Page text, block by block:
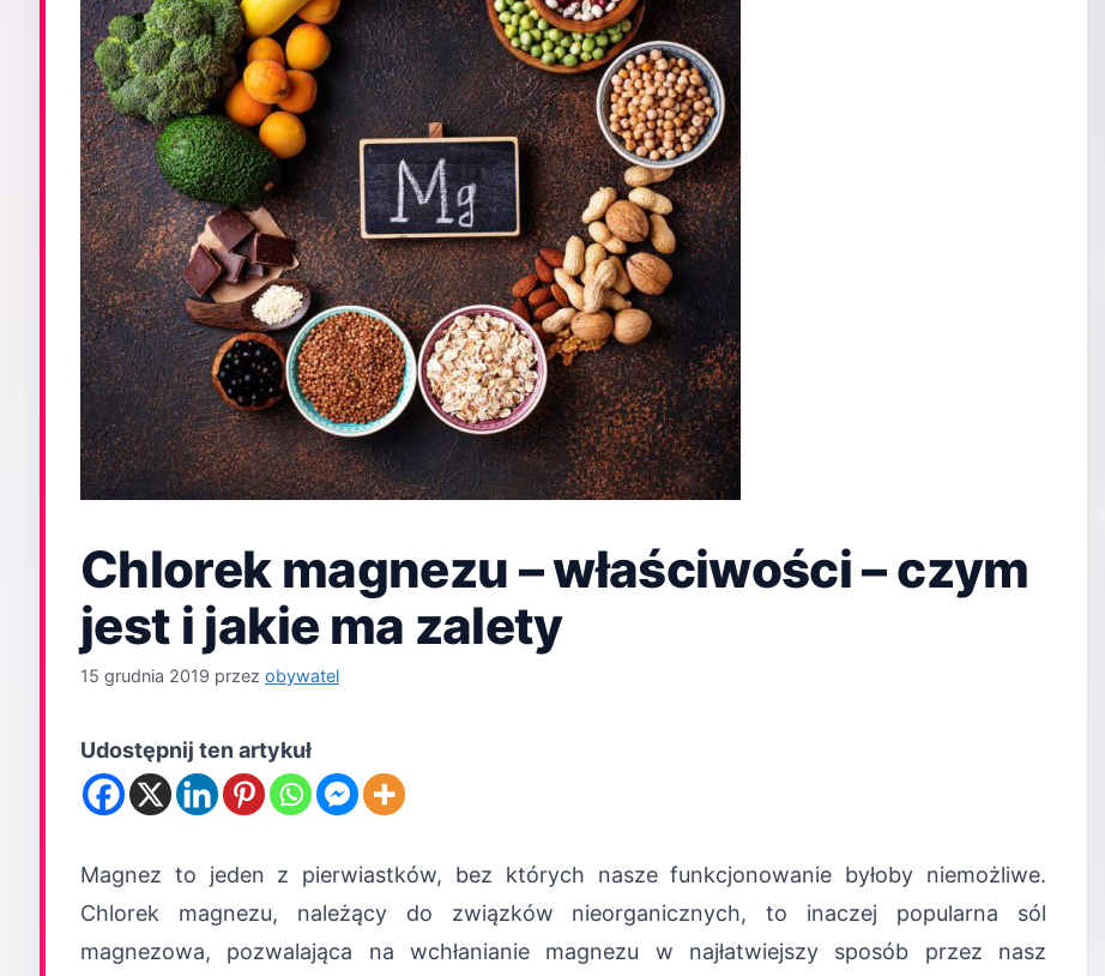
Chlorek magnezu – właściwości – czym
jest i jakie ma zalety
15 grudnia 2019 przez obywatel
Udostępnij ten artykuł
Magnez to jeden z pierwiastków, bez których nasze funkcjonowanie byłoby niemożliwe.
Chlorek magnezu, należący do związków nieorganicznych, to inaczej popularna sól
magnezowa, pozwalająca na wchłanianie magnezu w najłatwiejszy sposób przez nasz